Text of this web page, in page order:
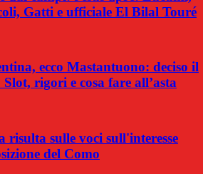
Gatti e ufficiale El Bilal Touré
ecco Mastantuono: deciso il
rigori e cosa fare all’asta
risulta sulle voci sull'interesse
del Como